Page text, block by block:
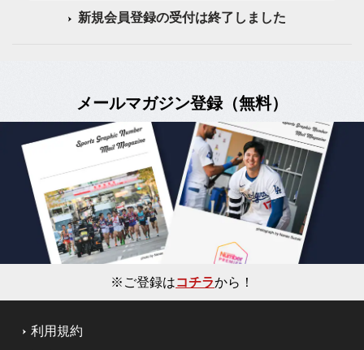
新規会員登録の受付は終了しました
メールマガジン登録（無料）
※ご登録はコチラから！
利用規約